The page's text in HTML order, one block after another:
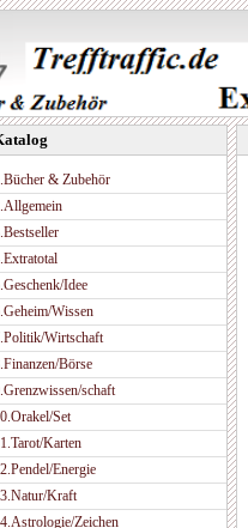
& Zubehör
Idee
Wissen
Wirtschaft
Börse
schaft
Set
Karten
Energie
Kraft
Zeichen